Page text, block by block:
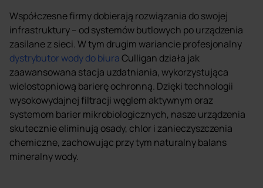
Współczesne firmy dobierają rozwiązania do swojej
infrastruktury – od systemów butlowych po urządzenia
zasilane z sieci. W tym drugim wariancie profesjonalny
dystrybutor wody do biuraCulligan działa jak
zaawansowana stacja uzdatniania, wykorzystująca
wielostopniową barierę ochronną. Dzięki technologii
wysokowydajnej filtracji węglem aktywnym oraz
systemom barier mikrobiologicznych, nasze urządzenia
skutecznie eliminują osady, chlor i zanieczyszczenia
chemiczne, zachowując przy tym naturalny balans
mineralny wody.